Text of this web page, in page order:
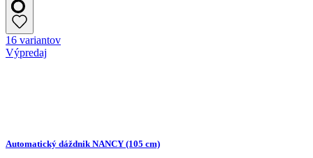
16 variantov
Výpredaj
Automatický dáždnik NANCY (105 cm)